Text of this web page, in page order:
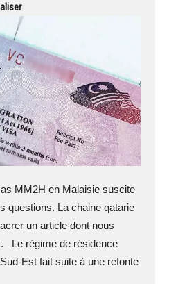
MM2H en Malaisie suscite
questions. La chaine qatarie
un article dont nous
Le régime de résidence
Est fait suite à une refonte